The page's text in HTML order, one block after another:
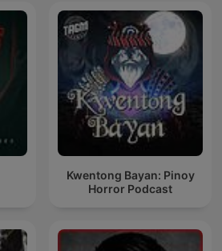
Kwentong Bayan: Pinoy
Horror Podcast